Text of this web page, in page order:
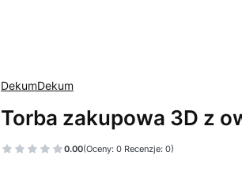
DekumDekum
Torba zakupowa 3D z
0.00(Oceny: 0 Recenzje: 0)